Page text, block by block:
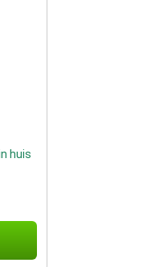
huis